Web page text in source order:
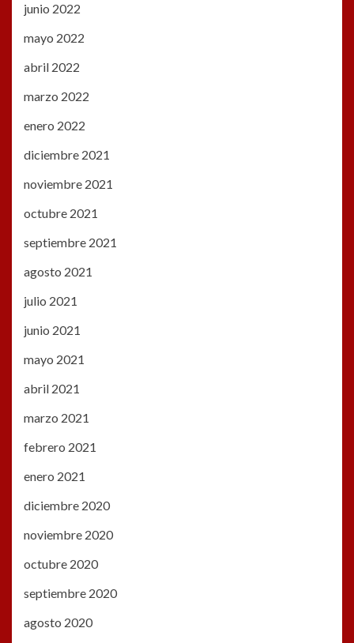
junio 2022
mayo 2022
abril 2022
marzo 2022
enero 2022
diciembre 2021
noviembre 2021
octubre 2021
septiembre 2021
agosto 2021
julio 2021
junio 2021
mayo 2021
abril 2021
marzo 2021
febrero 2021
enero 2021
diciembre 2020
noviembre 2020
octubre 2020
septiembre 2020
agosto 2020